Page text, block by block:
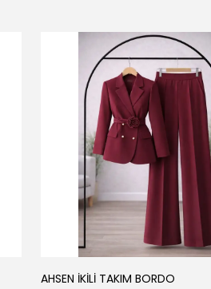
AHSEN İKİLİ TAKIM BORDO